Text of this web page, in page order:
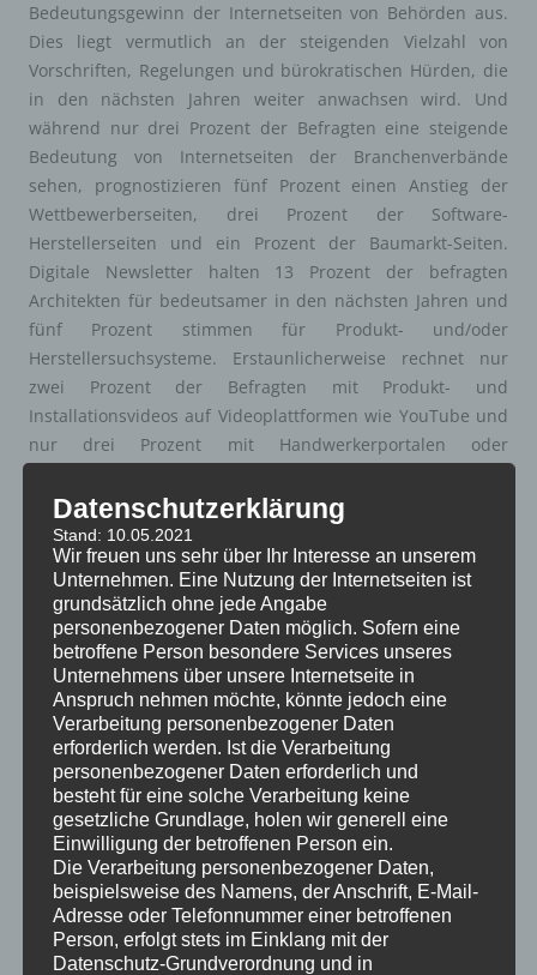
Bedeutungsgewinn der Internetseiten von Behörden aus.
Dies liegt vermutlich an der steigenden Vielzahl von
Vorschriften, Regelungen und bürokratischen Hürden, die
in den nächsten Jahren weiter anwachsen wird. Und
während nur drei Prozent der Befragten eine steigende
Bedeutung von Internetseiten der Branchenverbände
sehen, prognostizieren fünf Prozent einen Anstieg der
Wettbewerberseiten, drei Prozent der Software-
Herstellerseiten und ein Prozent der Baumarkt-Seiten.
Digitale Newsletter halten 13 Prozent der befragten
Architekten für bedeutsamer in den nächsten Jahren und
fünf Prozent stimmen für Produkt- und/oder
Herstellersuchsysteme. Erstaunlicherweise rechnet nur
zwei Prozent der Befragten mit Produkt- und
Installationsvideos auf Videoplattformen wie YouTube und
nur drei Prozent mit Handwerkerportalen oder
Gute und wichtige Informationen zu den Themen, die sicherlich
künftig auf uns alle zukommen – die neuen Medien!
Unausweichlich zuweilen auch bedrohlich – weis man doch nie,
welche persönlichen Informationen man bei jeglicher Recherche
im worldwide Web preisgibt. Aber mal ganz ehrlich – gingen wir
früher, egal ob es sich um Bauprodukte oder sonst was
handelte, nicht auch zum Händler unseres Vertrauens und
fragten ihn das „berühmte Loch in den Bauch“ – so ganz ohne
„Tarnkappe“? Gut beraten mit gefülltem „Einkaufskorb“ gings
anschließend nach Hause (rsp. zur Baustelle) und alle waren
glücklich. Wir, weil wir für unser Geld einen guten Gegenwert
(mit etwas Glück noch einen kostenlosen Kaffee!) erhielten, und
der Verkäufer – weil die Kasse klingelte. Und nun mal ganz
ehrlich – war das wirklich anonym? Ich glaube nicht, eher im
Gegenteil! Trotzdem (oder gerade deshalb?) hat es auch Spaß
gemacht. Gehen wir also davon aus, das wir alle ohne das
Datenschutzerklärung
Stand: 10.05.2021
Wir freuen uns sehr über Ihr Interesse an unserem
Unternehmen. Eine Nutzung der Internetseiten ist
grundsätzlich ohne jede Angabe
personenbezogener Daten möglich. Sofern eine
betroffene Person besondere Services unseres
Unternehmens über unsere Internetseite in
Anspruch nehmen möchte, könnte jedoch eine
Verarbeitung personenbezogener Daten
erforderlich werden. Ist die Verarbeitung
personenbezogener Daten erforderlich und
besteht für eine solche Verarbeitung keine
gesetzliche Grundlage, holen wir generell eine
Einwilligung der betroffenen Person ein.
Die Verarbeitung personenbezogener Daten,
beispielsweise des Namens, der Anschrift, E-Mail-
Adresse oder Telefonnummer einer betroffenen
Person, erfolgt stets im Einklang mit der
Datenschutz-Grundverordnung und in